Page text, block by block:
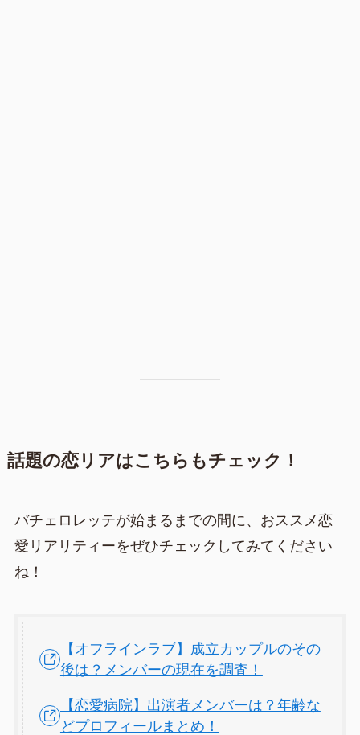
話題の恋リアはこちらもチェック！
バチェロレッテが始まるまでの間に、おススメ恋
愛リアリティーをぜひチェックしてみてください
ね！
【オフラインラブ】成立カップルのその
後は？メンバーの現在を調査！
【恋愛病院】出演者メンバーは？年齢な
どプロフィールまとめ！